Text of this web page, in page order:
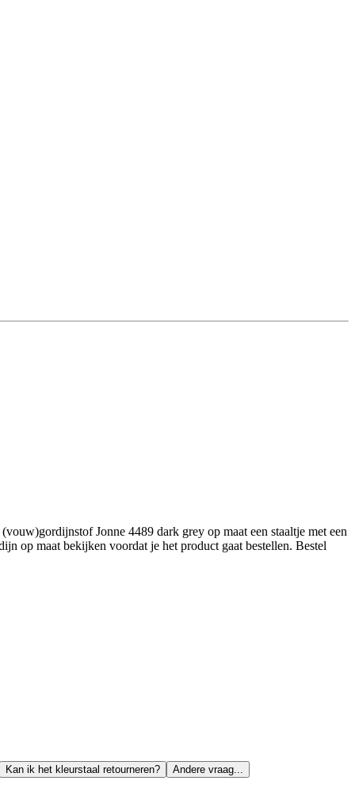
Jonne 4489 dark grey op maat een staaltje met een
op maat bekijken voordat je het product gaat bestellen. Bestel
Kan ik het kleurstaal retourneren? Andere vraag...